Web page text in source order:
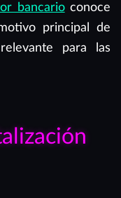
bancarioconoce
principal de
para las